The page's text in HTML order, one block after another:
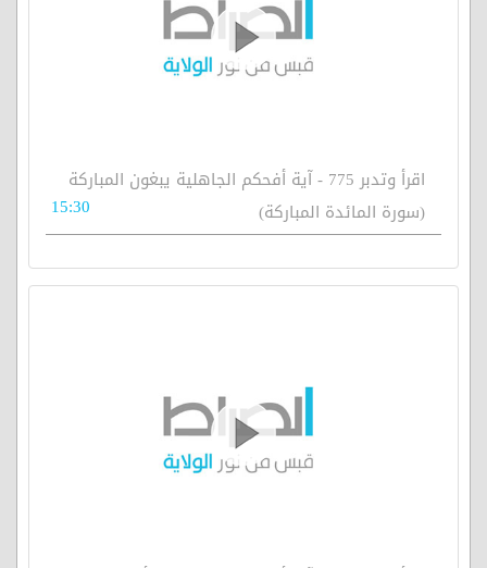
اقرأ وتدبر 775 - آية أفحكم الجاهلية يبغون المباركة
(سورة المائدة المباركة)
15:30